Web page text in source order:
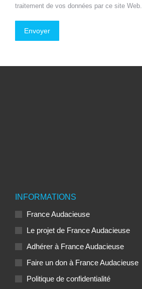
traitement de vos données par ce site Web.
Envoyer
INFORMATIONS
France Audacieuse
Le projet de France Audacieuse
Adhérer à France Audacieuse
Faire un don à France Audacieuse
Politique de confidentialité